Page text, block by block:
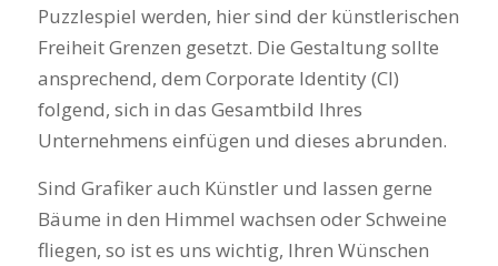
Puzzlespiel werden, hier sind der künstlerischen
Freiheit Grenzen gesetzt. Die Gestaltung sollte
ansprechend, dem Corporate Identity (CI)
folgend, sich in das Gesamtbild Ihres
Unternehmens einfügen und dieses abrunden.
Sind Grafiker auch Künstler und lassen gerne
Bäume in den Himmel wachsen oder Schweine
fliegen, so ist es uns wichtig, Ihren Wünschen